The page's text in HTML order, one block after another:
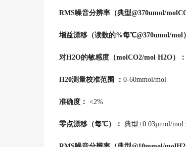
RMS噪音分辨率（典型@370umol/
增益漂移（读数的%每℃@370umol/mol
对H2O的敏感度（molCO2/mol H2O）：
H20测量校准范围 ： 0-60mmol/mol
准确度： <2%
零点漂移（每℃）： 典型±0.03µmol/